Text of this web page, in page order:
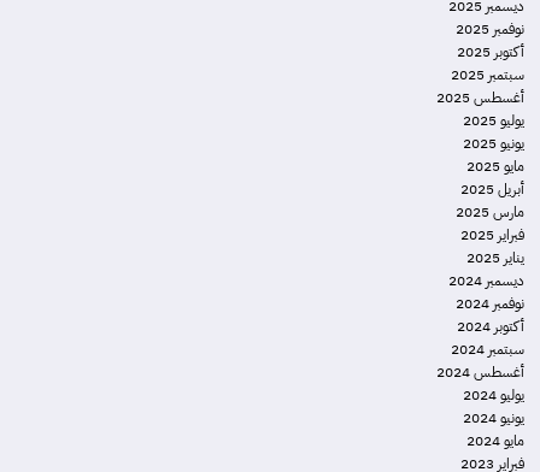
ديسمبر 2025
نوفمبر 2025
أكتوبر 2025
سبتمبر 2025
أغسطس 2025
يوليو 2025
يونيو 2025
مايو 2025
أبريل 2025
مارس 2025
فبراير 2025
يناير 2025
ديسمبر 2024
نوفمبر 2024
أكتوبر 2024
سبتمبر 2024
أغسطس 2024
يوليو 2024
يونيو 2024
مايو 2024
فبراير 2023